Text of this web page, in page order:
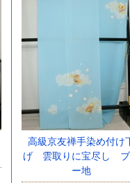
高級京友禅手染め付け
げ 雲取りに宝尽し
ー地